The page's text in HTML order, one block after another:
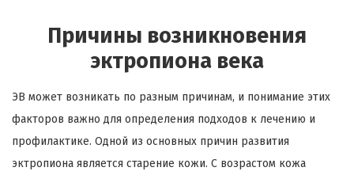
Причины возникновения
эктропиона века
ЭВ может возникать по разным причинам, и понимание этих
факторов важно для определения подходов к лечению и
профилактике. Одной из основных причин развития
эктропиона является старение кожи. С возрастом кожа